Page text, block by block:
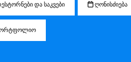
და საკვები ღონისძიება